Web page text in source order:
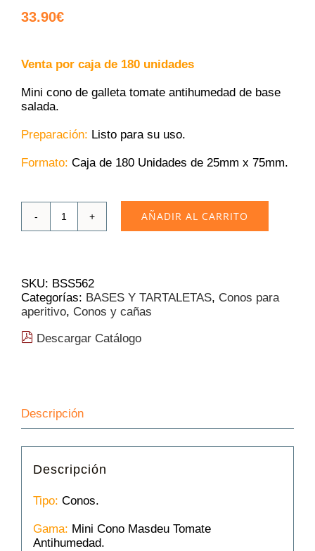
33.90€
Venta por caja de 180 unidades
Mini cono de galleta tomate antihumedad de base
salada.
Preparación: Listo para su uso.
Formato: Caja de 180 Unidades de 25mm x 75mm.
Mini
Antihumedad
|
75mm
180
Und.
cantidad
AÑADIR AL CARRITO
SKU: BSS562
Categorías: BASES Y TARTALETAS, Conos para
aperitivo, Conos y cañas
Descargar Catálogo
Descripción
Descripción
Tipo: Conos.
Gama: Mini Cono Masdeu Tomate
Antihumedad.